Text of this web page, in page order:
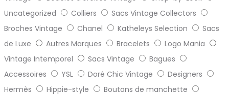
Uncategorized
Colliers
Sacs Vintage Collectors
Broches Vintage
Chanel Katheleys Selection
Sacs
de Luxe
Autres Marques Bracelets
Logo Mania
Vintage Intemporel
Sacs Vintage
Bagues
Accessoires
YSL Doré Chic Vintage
Designers
Hermès
Hippie-style
Boutons de manchette